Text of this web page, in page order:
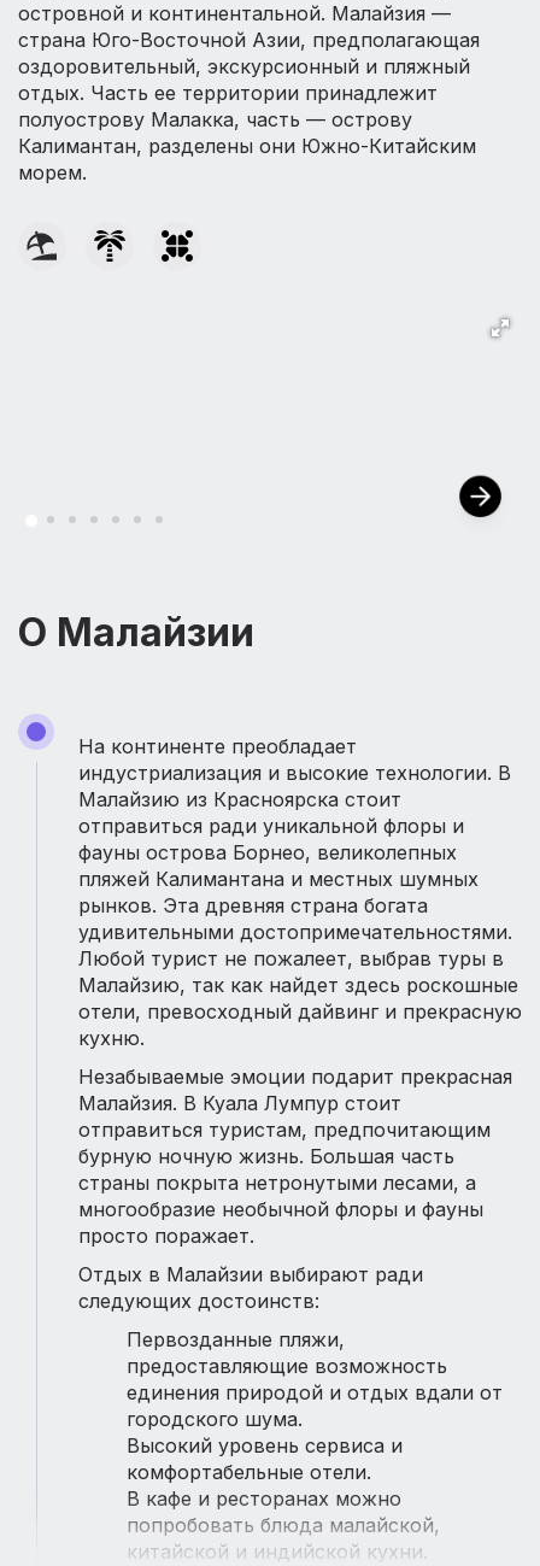
островной и континентальной. Малайзия —
страна Юго-Восточной Азии, предполагающая
оздоровительный, экскурсионный и пляжный
отдых. Часть ее территории принадлежит
полуострову Малакка, часть — острову
Калимантан, разделены они Южно-Китайским
морем.
О Малайзии
На континенте преобладает
индустриализация и высокие технологии. В
Малайзию из Красноярска стоит
отправиться ради уникальной флоры и
фауны острова Борнео, великолепных
пляжей Калимантана и местных шумных
рынков. Эта древняя страна богата
удивительными достопримечательностями.
Любой турист не пожалеет, выбрав туры в
Малайзию, так как найдет здесь роскошные
отели, превосходный дайвинг и прекрасную
кухню.
Незабываемые эмоции подарит прекрасная
Малайзия. В Куала Лумпур стоит
отправиться туристам, предпочитающим
бурную ночную жизнь. Большая часть
страны покрыта нетронутыми лесами, а
многообразие необычной флоры и фауны
просто поражает.
Отдых в Малайзии выбирают ради
следующих достоинств:
Первозданные пляжи,
предоставляющие возможность
единения природой и отдых вдали от
городского шума.
Высокий уровень сервиса и
комфортабельные отели.
В кафе и ресторанах можно
попробовать блюда малайской,
китайской и индийской кухни.